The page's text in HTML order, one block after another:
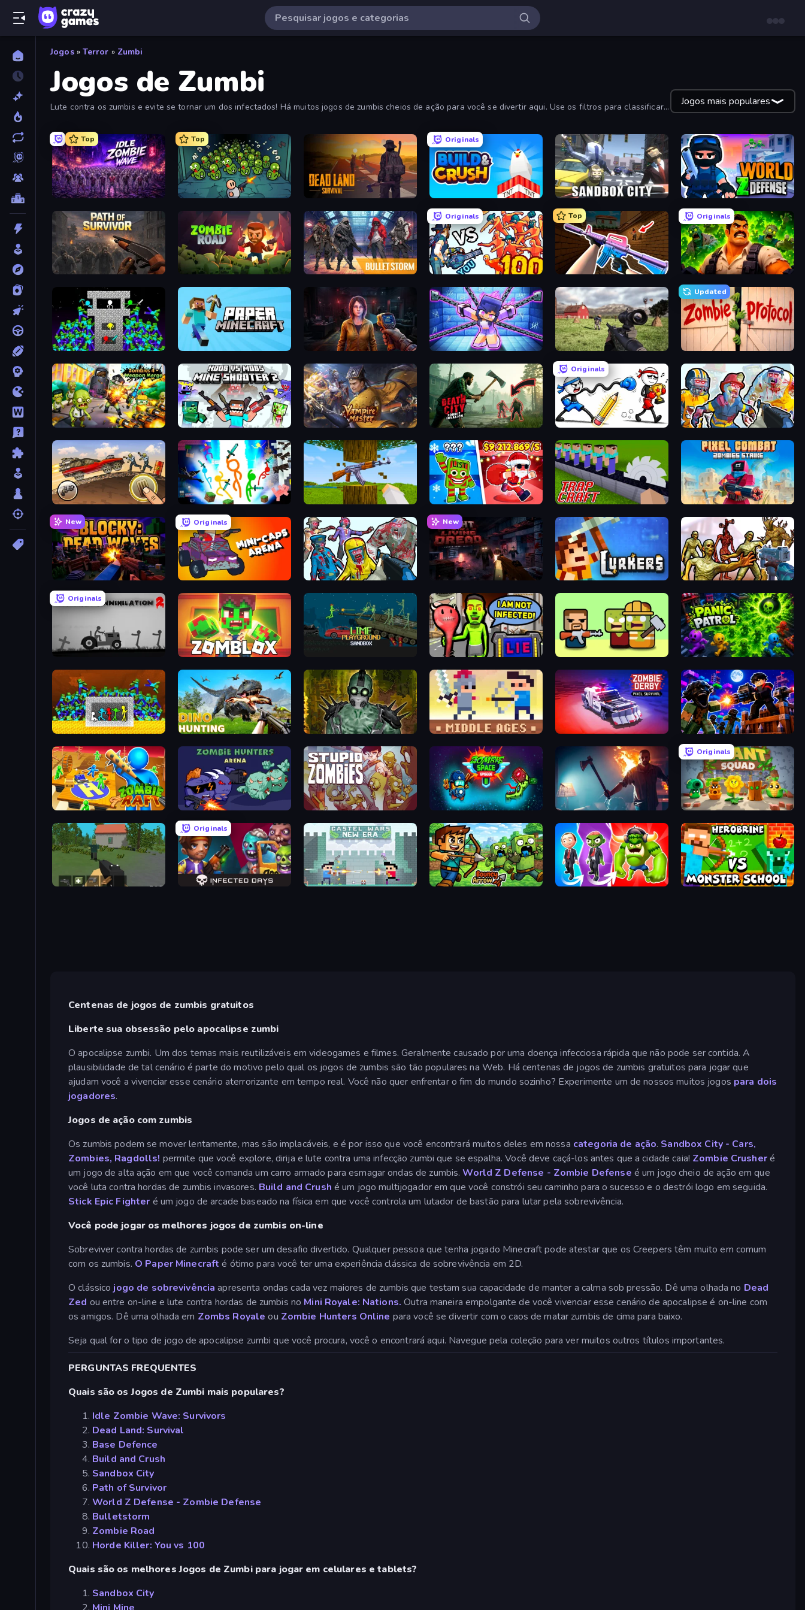
Jogos » Terror » Zumbi
Jogos de Zumbi
Lute contra os zumbis e evite se tornar um dos infectados! Há muitos jogos de zumbis cheios de ação para você se divertir aqui. Use os filtros para classificar
Jogos mais populares
Top
Idle Zombie Wave: Survivors
Top
Base Defence Dead Land: Survival
Originals
Sandbox City World Z Defense - Zombie Defense
Path of Survivor Zombie Road Bulletstorm
Originals
Horde Killer: You vs 100
Top
KS Z
Originals
Zombie Lab Escape
Stick Epic Fighter Paper Minecraft Survival Zone Zombie Outbreak Mini Mine Dead Zed
Updated
Zombie Protocol
Zombies 4 Weapon Merge Mine Shooter 2: Noob vs Mobs Vampire Master Death City Zombie Invasion
Originals
Doodle Smash Zombies Shooter: Part 2
Earn to Die: Zombie Ride Stickman Epic Mine Shooter 3D Plants vs Brain Zombies Trap Craft Pixel Combat: Zombies Strike
New
Blocky: Dead Waves
Originals
Mini-Caps: Arena Zombies Shooter
New
Night Of The Living Dread Lurkers.io Monster Shooter Apocalypse
Originals
Stickman Annihilation 2 Zomblox I Am Not Infected! Zombie Horde: Build & Survive Panic Patrol
Stick Fighter vs Zombies Dino Hunting Jurassic World One Among Zombies Castle Wars: Middle Ages Zombie Derby: Pixel Survival Base Obby: Zombie Defense
Zombie Raft Zombie Hunters Online Stupid Zombies Zombie Space Episode 2 You Are Being Watched
Originals
Plant Squad
WorldZ
Originals
Infected Days Castle Wars: New Era Bouncy Arrow Infection Town of Zombies Herobrine vs Monster School
Centenas de jogos de zumbis gratuitos
Liberte sua obsessão pelo apocalipse zumbi
O apocalipse zumbi. Um dos temas mais reutilizáveis em videogames e filmes. Geralmente causado por uma doença infecciosa rápida que não pode ser contida. A
plausibilidade de tal cenário é parte do motivo pelo qual os jogos de zumbis são tão populares na Web. Há centenas de jogos de zumbis gratuitos para jogar que
ajudam você a vivenciar esse cenário aterrorizante em tempo real. Você não quer enfrentar o fim do mundo sozinho? Experimente um de nossos muitos jogos para dois
jogadores.
Jogos de ação com zumbis
Os zumbis podem se mover lentamente, mas são implacáveis, e é por isso que você encontrará muitos deles em nossa categoria de ação. Sandbox City - Cars,
Zombies, Ragdolls! permite que você explore, dirija e lute contra uma infecção zumbi que se espalha. Você deve caçá-los antes que a cidade caia! Zombie Crusheré
um jogo de alta ação em que você comanda um carro armado para esmagar ondas de zumbis.World Z Defense - Zombie Defense é um jogo cheio de ação em que
você luta contra hordas de zumbis invasores. Build and Crush é um jogo multijogador em que você constrói seu caminho para o sucesso e o destrói logo em seguida.
Stick Epic Fighter é um jogo de arcade baseado na física em que você controla um lutador de bastão para lutar pela sobrevivência.
Você pode jogar os melhores jogos de zumbis on-line
Sobreviver contra hordas de zumbis pode ser um desafio divertido. Qualquer pessoa que tenha jogado Minecraft pode atestar que os Creepers têm muito em comum
com os zumbis. O Paper Minecraft é ótimo para você ter uma experiência clássica de sobrevivência em 2D.
O clássico jogo de sobrevivência apresenta ondas cada vez maiores de zumbis que testam sua capacidade de manter a calma sob pressão. Dê uma olhada no Dead
Zed ou entre on-line e lute contra hordas de zumbis no Mini Royale: Nations.Outra maneira empolgante de você vivenciar esse cenário de apocalipse é on-line com
os amigos. Dê uma olhada em Zombs Royale ou Zombie Hunters Online para você se divertir com o caos de matar zumbis de cima para baixo.
Seja qual for o tipo de jogo de apocalipse zumbi que você procura, você o encontrará aqui. Navegue pela coleção para ver muitos outros títulos importantes.
PERGUNTAS FREQUENTES
Quais são os Jogos de Zumbi mais populares?
Idle Zombie Wave: Survivors
Dead Land: Survival
Base Defence
Build and Crush
Sandbox City
Path of Survivor
World Z Defense - Zombie Defense
Bulletstorm
Zombie Road
Horde Killer: You vs 100
Quais são os melhores Jogos de Zumbi para jogar em celulares e tablets?
Sandbox City